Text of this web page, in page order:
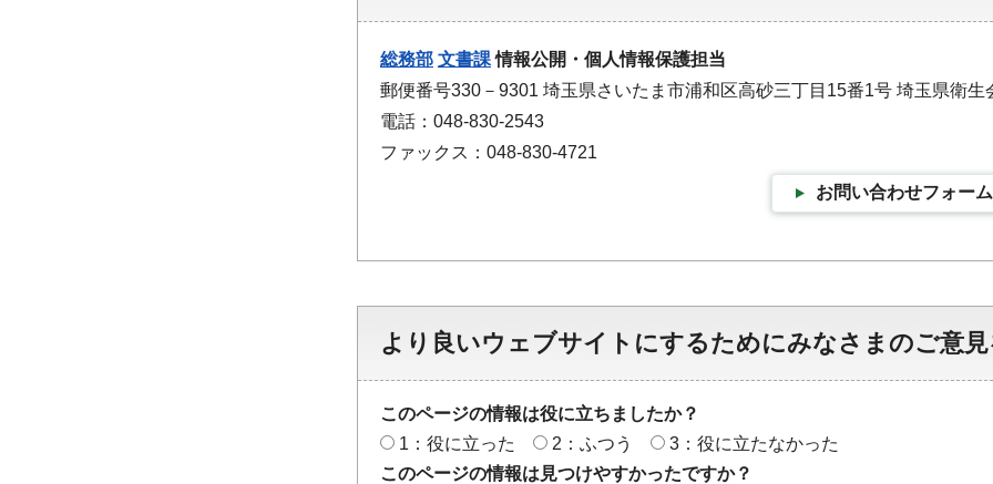
総務部 文書課情報公開・個人情報保護担当
郵便番号330－9301 埼玉県さいたま市浦和区高砂三丁目15番1号 埼玉県衛生
電話：048-830-2543
ファックス：048-830-4721
お問い合わせフォーム
より良いウェブサイトにするためにみなさまのご意
このページの情報は役に立ちましたか？
1：役に立った
2：ふつう
3：役に立たなかった
このページの情報は見つけやすかったですか？